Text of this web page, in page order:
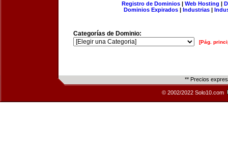
Registro de Dominios| Web Hosting |
Dominios Expirados | Industrias |
Categorías de Dominio:
[Pág.
** Precios
© 2002/2022 Solo10.com